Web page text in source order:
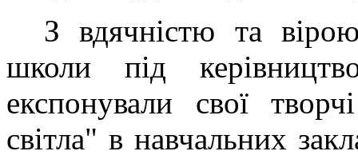
З вдячністю та
школи під
експонували свої
світла" в навчальних